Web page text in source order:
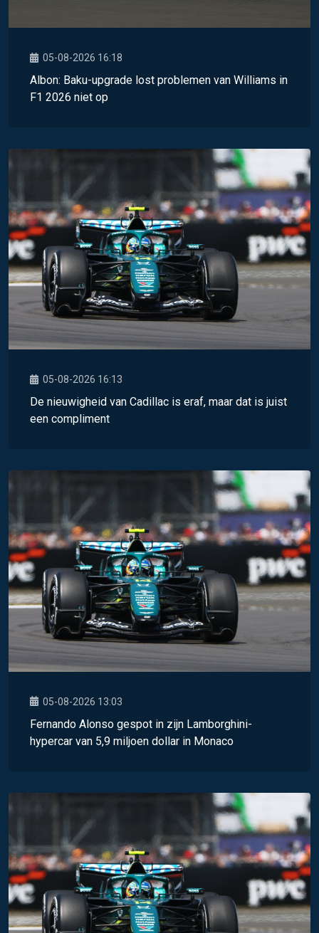
05-08-2026 16:18
Albon: Baku-upgrade lost problemen van Williams in
F1 2026 niet op
05-08-2026 16:13
De nieuwigheid van Cadillac is eraf, maar dat is juist
een compliment
05-08-2026 13:03
Fernando Alonso gespot in zijn Lamborghini-
hypercar van 5,9 miljoen dollar in Monaco